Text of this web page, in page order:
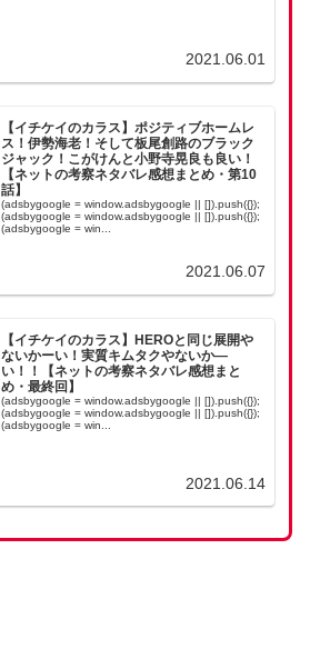
2021.06.01
【イチケイのカラス】ポジティブホームレ
ス！伊勢海老！そして板尾創路のブラック
ジャック！こがけんと小野寺晃良も良い！
【ネットの考察ネタバレ感想まとめ・第10
話】
(adsbygoogle = window.adsbygoogle || []).push({});
(adsbygoogle = window.adsbygoogle || []).push({});
(adsbygoogle = win...
2021.06.07
【イチケイのカラス】HEROと同じ展開や
ないかーい！実質キムタクやないか―
い！！【ネットの考察ネタバレ感想まと
め・最終回】
(adsbygoogle = window.adsbygoogle || []).push({});
(adsbygoogle = window.adsbygoogle || []).push({});
(adsbygoogle = win...
2021.06.14